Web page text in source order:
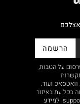
הרשמה
על הטבות,
וואטסאפ ועוד.
בכל עת באיזור
האישי או בפנייה לsupport@terminalx.com. למידע